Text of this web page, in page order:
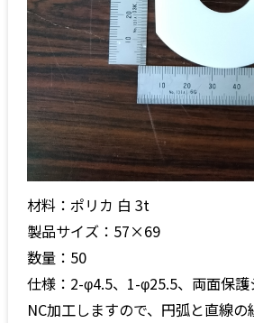
材料：ポリカ 白 3t
製品サイズ：57×69
数量：50
仕様：2-φ4.5、1-φ25.5、両面保護
NC加工しますので、円弧と直線